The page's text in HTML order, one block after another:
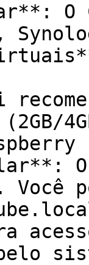
O
O
Você